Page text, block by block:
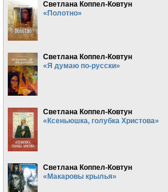
Светлана Коппел-Ковтун
«Полотно»
Светлана Коппел-Ковтун
«Я думаю по-русски»
Светлана Коппел-Ковтун
«Ксеньюшка, голубка Христова»
Светлана Коппел-Ковтун
«Макаровы крылья»